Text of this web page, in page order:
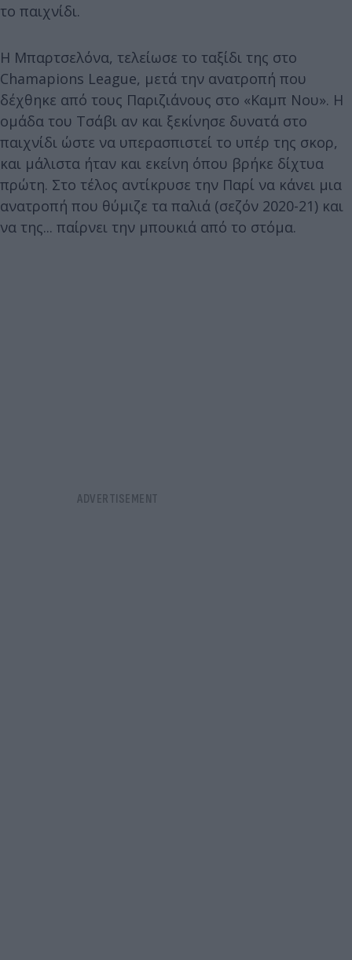
το παιχνίδι.
Η Μπαρτσελόνα, τελείωσε το ταξίδι της στο
Chamapions League, μετά την ανατροπή που
δέχθηκε από τους Παριζιάνους στο «Καμπ Νου». Η
ομάδα του Τσάβι αν και ξεκίνησε δυνατά στο
παιχνίδι ώστε να υπερασπιστεί το υπέρ της σκορ,
και μάλιστα ήταν και εκείνη όπου βρήκε δίχτυα
πρώτη. Στο τέλος αντίκρυσε την Παρί να κάνει μια
ανατροπή που θύμιζε τα παλιά (σεζόν 2020-21) και
να της... παίρνει την μπουκιά από το στόμα.